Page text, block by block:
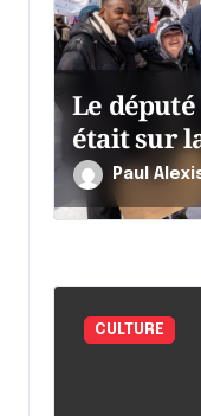
Le
était sur
chaumine
Paul
CULTURE